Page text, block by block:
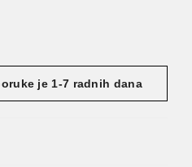
je 1-7 radnih dana